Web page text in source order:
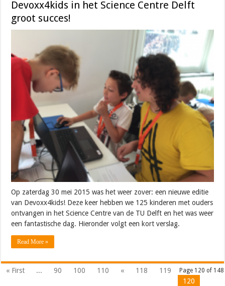
Devoxx4kids in het Science Centre Delft
groot succes!
Op zaterdag 30 mei 2015 was het weer zover: een nieuwe editie
van Devoxx4kids! Deze keer hebben we 125 kinderen met ouders
ontvangen in het Science Centre van de TU Delft en het was weer
een fantastische dag. Hieronder volgt een kort verslag.
Read More »
Page 120 of 148
« First ... 90 100 110 « 118
119
120